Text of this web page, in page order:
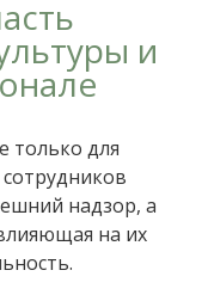
и
только для
надзор, а
на их